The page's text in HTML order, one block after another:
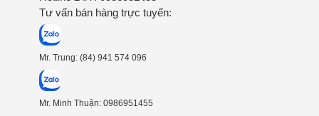
Tư vấn bán hàng trực tuyến:
Mr. Trung: (84) 941 574 096
Mr. Minh Thuận: 0986951455